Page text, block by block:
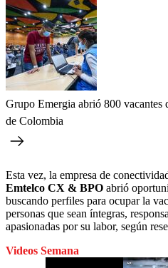
Grupo Emergia abrió 800 vacantes
de Colombia
Esta vez, la empresa de
Emtelco CX & BPO abrió
buscando perfiles para ocupar la
personas que sean íntegras,
apasionadas por su labor, según
Videos Semana